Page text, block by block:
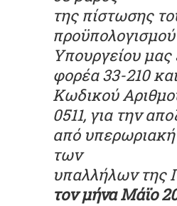
της πίστωσης
Υπουργείου μας
φορέα 33-210 και
Κωδικού
0511, για την
από υπερωριακή
των
υπαλλήλων της
τον μήνα Μάϊο